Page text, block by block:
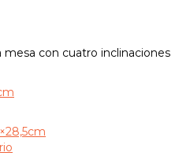
mesa con cuatro inclinaciones